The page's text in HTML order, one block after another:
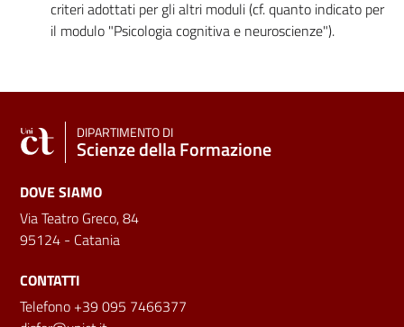
criteri adottati per gli altri moduli (cf. quanto indicato per
il modulo "Psicologia cognitiva e neuroscienze").
DIPARTIMENTO DI
Scienze della Formazione
DOVE SIAMO
Via Teatro Greco, 84
95124 - Catania
CONTATTI
Telefono +39 095 7466377